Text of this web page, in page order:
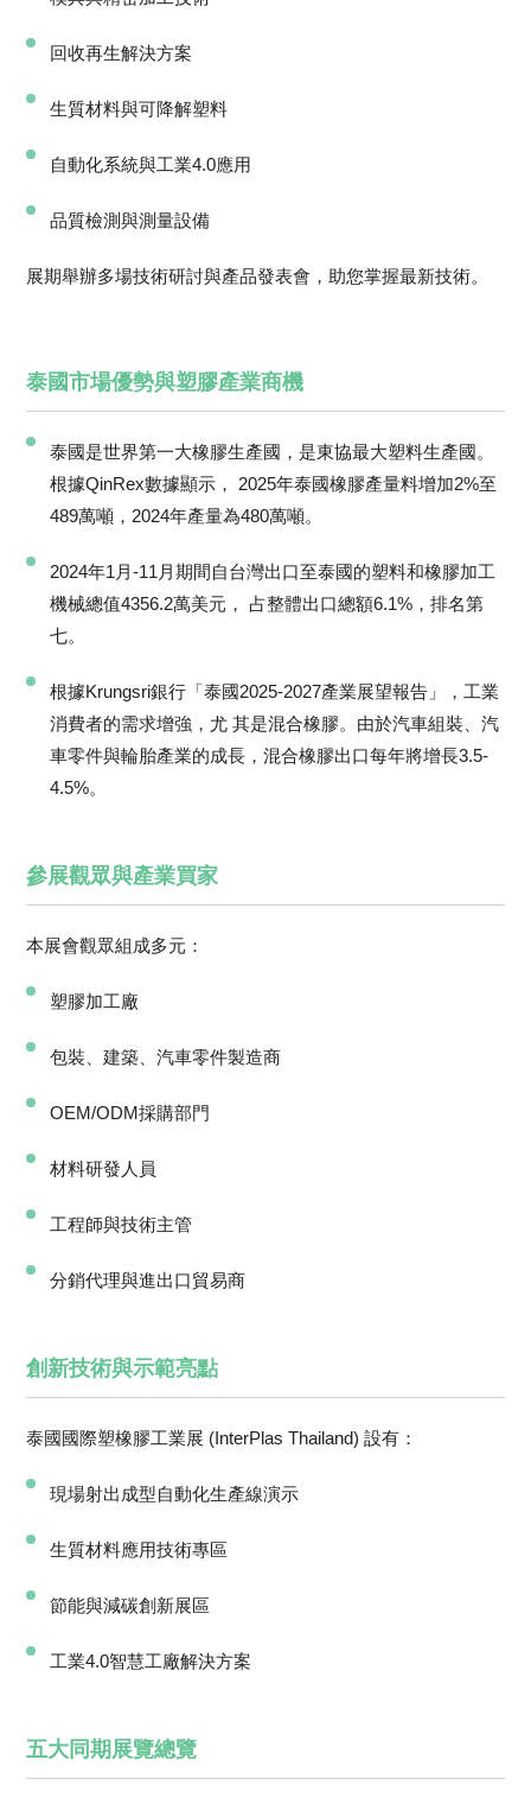
回收再生解決方案
生質材料與可降解塑料
自動化系統與工業4.0應用
品質檢測與測量設備
展期舉辦多場技術研討與產品發表會，助您掌握最新技術。
泰國市場優勢與塑膠產業商機
泰國是世界第一大橡膠生產國，是東協最大塑料生產國。
根據QinRex數據顯示， 2025年泰國橡膠產量料增加2%至
489萬噸，2024年產量為480萬噸。
2024年1月-11月期間自台灣出口至泰國的塑料和橡膠加工
機械總值4356.2萬美元， 占整體出口總額6.1%，排名第
七。
根據Krungsri銀行「泰國2025-2027產業展望報告」，工業
消費者的需求增強，尤 其是混合橡膠。由於汽車組裝、汽
車零件與輪胎產業的成長，混合橡膠出口每年將增長3.5-
4.5%。
參展觀眾與產業買家
本展會觀眾組成多元：
塑膠加工廠
包裝、建築、汽車零件製造商
OEM/ODM採購部門
材料研發人員
工程師與技術主管
分銷代理與進出口貿易商
創新技術與示範亮點
泰國國際塑橡膠工業展 (InterPlas Thailand) 設有：
現場射出成型自動化生產線演示
生質材料應用技術專區
節能與減碳創新展區
工業4.0智慧工廠解決方案
五大同期展覽總覽